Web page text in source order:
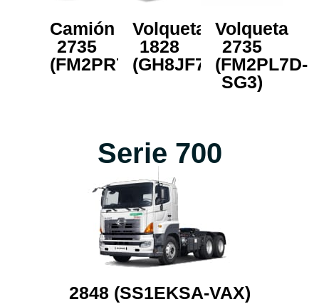
Camión
2735
(FM2PR7A)
Volqueta
1828
(GH8JF7D)
Volqueta
2735
(FM2PL7D-
SG3)
Serie 700
2848 (SS1EKSA-VAX)